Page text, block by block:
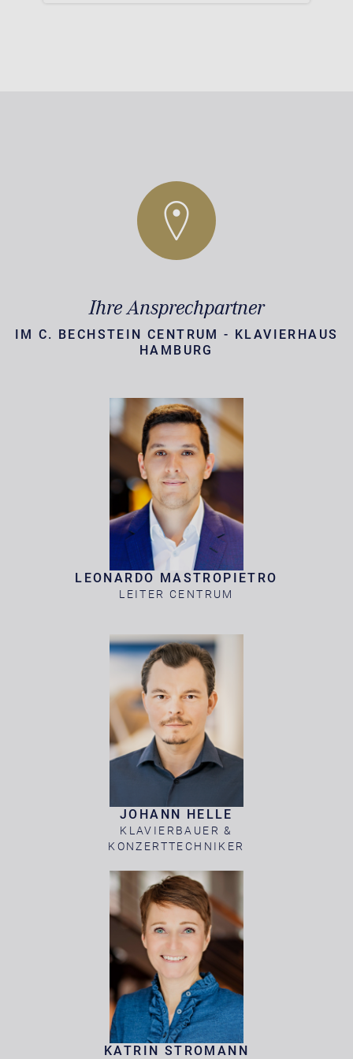
Ihre Ansprechpartner
IM C. BECHSTEIN CENTRUM - KLAVIERHAUS
HAMBURG
LEONARDO MASTROPIETRO
LEITER CENTRUM
JOHANN HELLE
KLAVIERBAUER &
KONZERTTECHNIKER
KATRIN STROMANN